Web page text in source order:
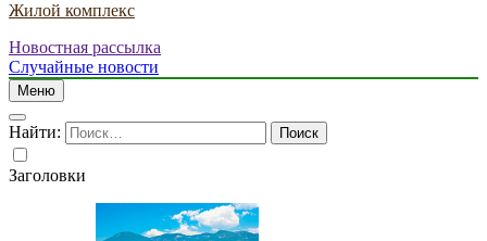
Жилой комплекс
Новостная рассылка
Случайные новости
Меню
Найти:
Заголовки